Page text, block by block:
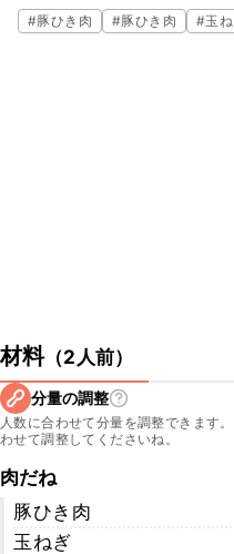
いハンバーグ、ぜひご家庭でも
#豚ひき肉 #豚ひき肉 #玉
材料（2人前）
分量の調整
人数に合わせて分量を調整できます
わせて調整してくださいね。
肉だね
豚ひき肉
玉ねぎ